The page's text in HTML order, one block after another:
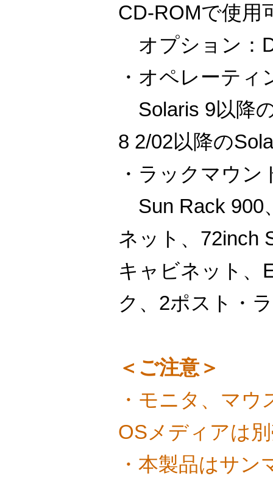
CD-ROMで使用
オプション：
・オペレーテ
Solaris 9以降
8 2/02以降の
・ラックマウン
Sun Rack 900
ネット、72inch
キャビネット、
ク、2ポスト・
＜ご注意＞
・モニタ、マ
OSメディアは
・本製品はサ